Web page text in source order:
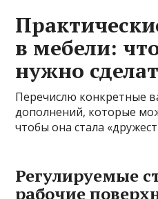
в мебели:
нужно
Перечислю конкретные
дополнений, которые
чтобы она стала
Регулируемые
рабочие